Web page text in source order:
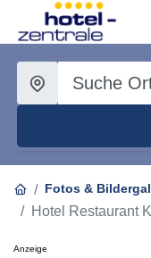
Fotos &
Hotel Restaurant
Anzeige